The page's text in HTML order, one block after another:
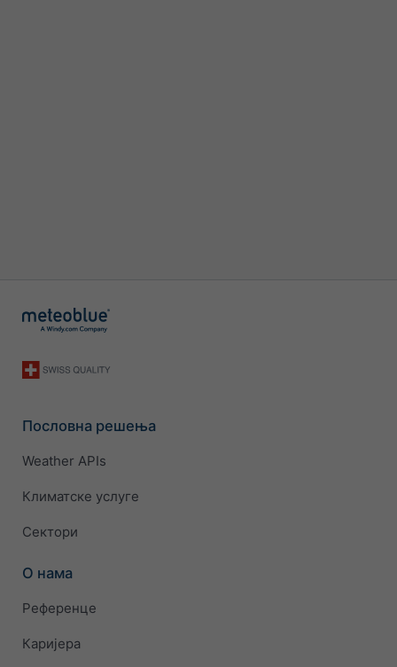
Пословна решења
Weather APIs
Климатске услуге
Сектори
О нама
Референце
Каријера